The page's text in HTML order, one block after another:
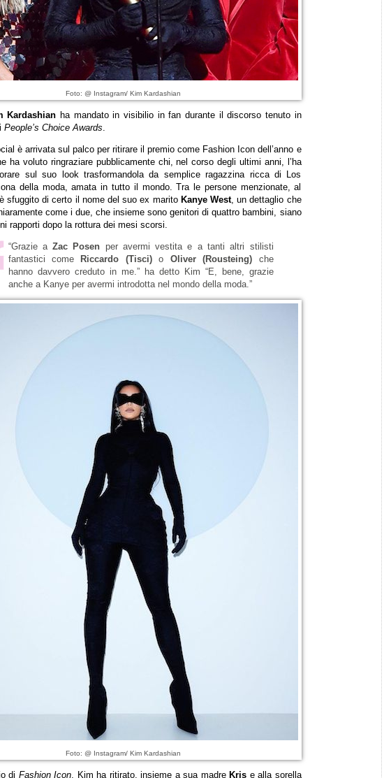
Foto: @ Instagram/ Kim Kardashian
Kardashian ha mandato in visibilio in fan durante il discorso tenuto in
People’s Choice Awards.
è arrivata sul palco per ritirare il premio come Fashion Icon dell’anno e
ha voluto ringraziare pubblicamente chi, nel corso degli ultimi anni, l’ha
sul suo look trasformandola da semplice ragazzina ricca di Los
della moda, amata in tutto il mondo. Tra le persone menzionate, al
sfuggito di certo il nome del suo ex marito Kanye West, un dettaglio che
come i due, che insieme sono genitori di quattro bambini, siano
rapporti dopo la rottura dei mesi scorsi.
“Grazie aZac Posen per avermi vestita e a tanti altri stilisti
fantastici come
Riccardo (Tisci)o Oliver (Rousteing) che
hanno davvero creduto in me.” ha detto Kim “E, bene, grazie
anche a Kanye per avermi introdotta nel mondo della moda.”
Foto: @ Instagram/ Kim Kardashian
di Fashion Icon, Kim ha ritirato, insieme a sua madre Kris e alla sorella